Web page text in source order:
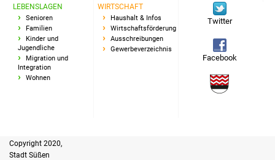
Tourismus
Erlebnisregion
Schwäbischer Albtrauf
LEBENSLAGEN
Senioren
Familien
Kinder und
Jugendliche
Migration und
Integration
Wohnen
WIRTSCHAFT
Haushalt & Infos
Wirtschaftsförderung
Ausschreibungen
Gewerbeverzeichnis
Twitter
Facebook
Copyright 2020,
Stadt Süßen